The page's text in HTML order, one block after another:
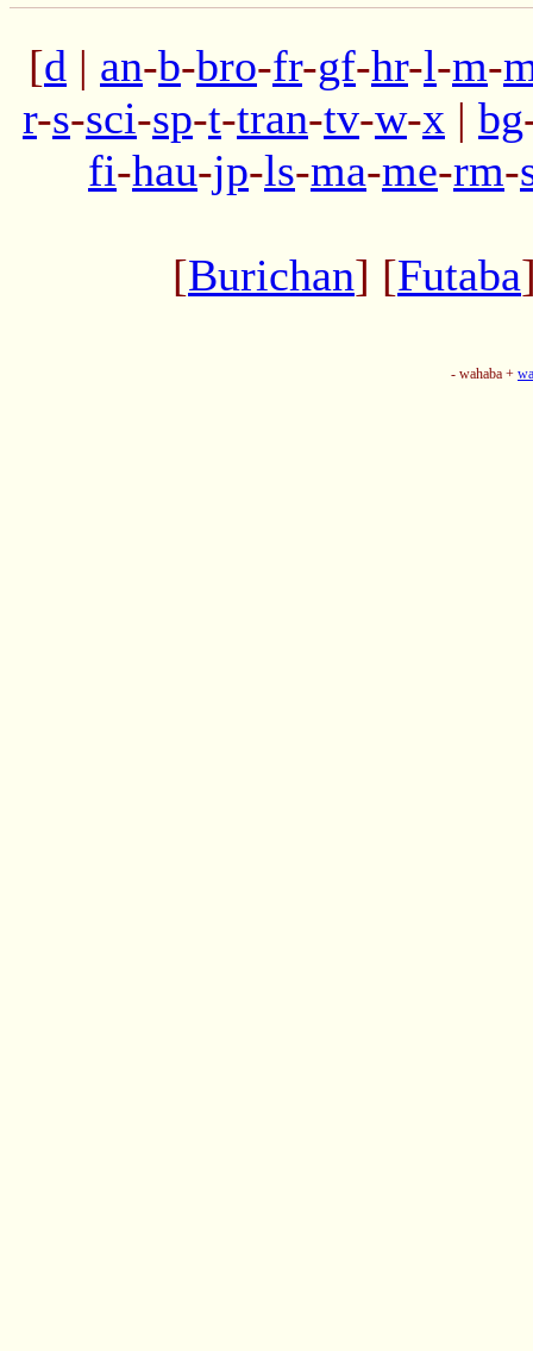
[d | an-b-bro-fr-gf-hr-l-m-
r-s-sci-sp-t-tran-tv-w-x | bg
fi-hau-jp-ls-ma-me-rm-
[Burichan] [Futaba
- wahaba +